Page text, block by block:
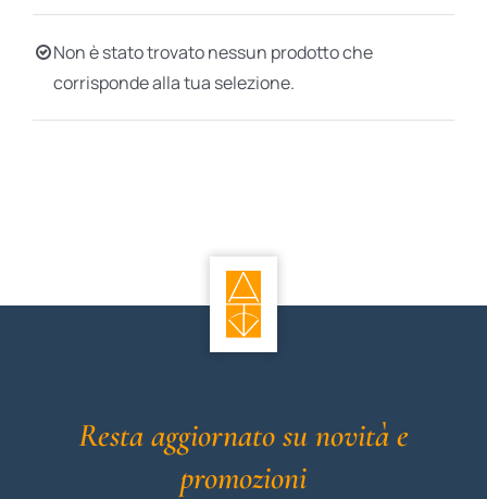
BIOGRAFIE
ATTUALITÀ
Non è stato trovato nessun prodotto che
corrisponde alla tua selezione.
Resta aggiornato su novità e
promozioni